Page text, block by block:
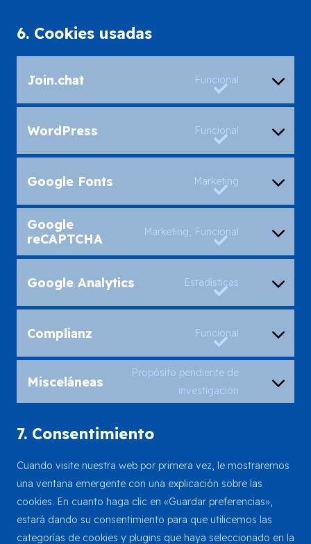
6. Cookies usadas
Join.chat Funcional
service
WordPress Funcional
service
Google Fonts Marketing
service
Google
reCAPTCHA
Marketing, Funcional
service
recaptcha
Google Analytics Estadísticas
service
analytics
Complianz Funcional
service
complianz
Misceláneas
Propósito pendiente de
investigación
Consent
7. Consentimiento
Cuando visite nuestra web por primera vez, le mostraremos
una ventana emergente con una explicación sobre las
cookies. En cuanto haga clic en «Guardar preferencias»,
estará dando su consentimiento para que utilicemos las
categorías de cookies y plugins que haya seleccionado en la